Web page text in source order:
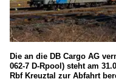
Die an die DB Cargo AG
062-7 D-Rpool) steht am
Rbf Kreuztal zur Abfahrt